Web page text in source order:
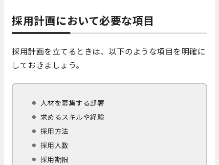
採用計画において必要な項目
採用計画を立てるときは、以下のような項目を明確に
しておきましょう。
人材を募集する部署
求めるスキルや経験
採用方法
採用人数
採用期限